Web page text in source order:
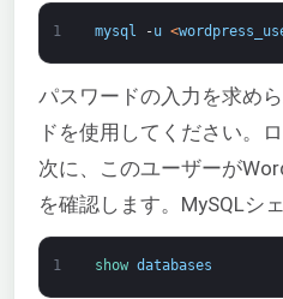
1 mysql -u <
パスワードの入力を求め
ドを使用してください。
次に、このユーザーが
を確認します。MySQLシ
1 show databases